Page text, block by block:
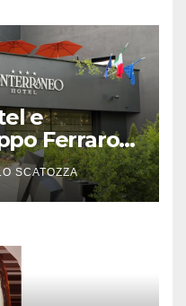
e
Ferraro
gusto
SCATOZZA